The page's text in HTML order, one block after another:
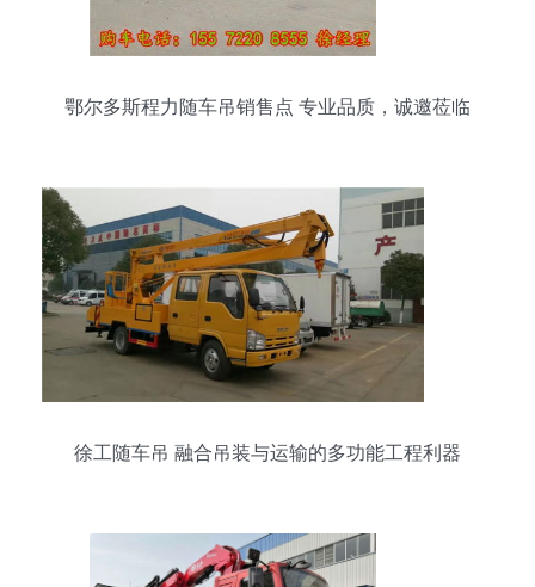
鄂尔多斯程力随车吊销售点 专业品质，诚邀莅临
徐工随车吊 融合吊装与运输的多功能工程利器